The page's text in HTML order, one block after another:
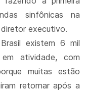
sinfônicas na
executivo.
existem 6 mil
atividade, com
muitas estão
retornar após a